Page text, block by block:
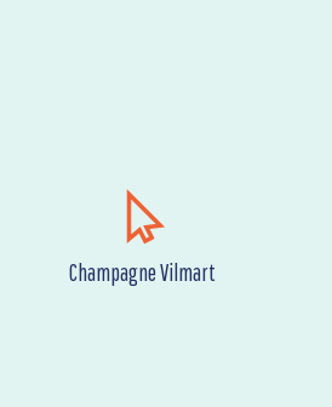
Champagne Vilmart